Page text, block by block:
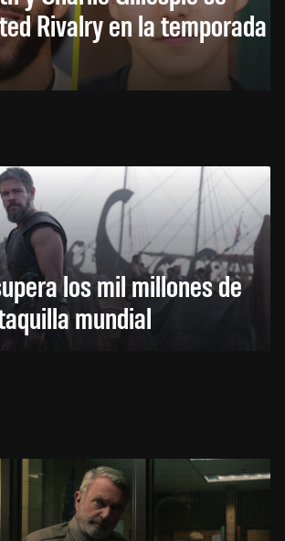
Rivalry en la temporada
los mil millones de
mundial